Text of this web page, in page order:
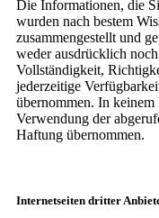
Die Informationen, die
wurden nach bestem
zusammengestellt und
weder ausdrücklich
Vollständigkeit,
jederzeitige
übernommen. In
Verwendung der
Haftung übernommen.
Internetseiten dritter